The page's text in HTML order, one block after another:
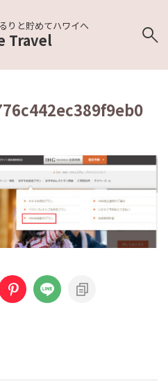
りと貯めてハワイへ
Travel